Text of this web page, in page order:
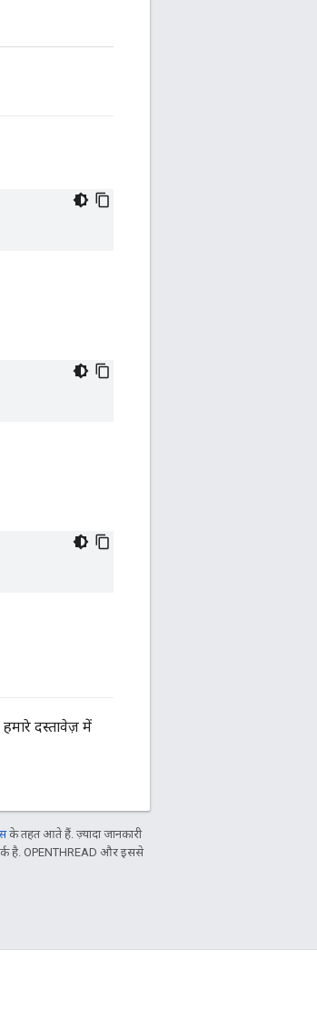
हमारे दस्तावेज़ में
के तहत आते हैं. ज़्यादा जानकारी
है. OPENTHREAD और इससे